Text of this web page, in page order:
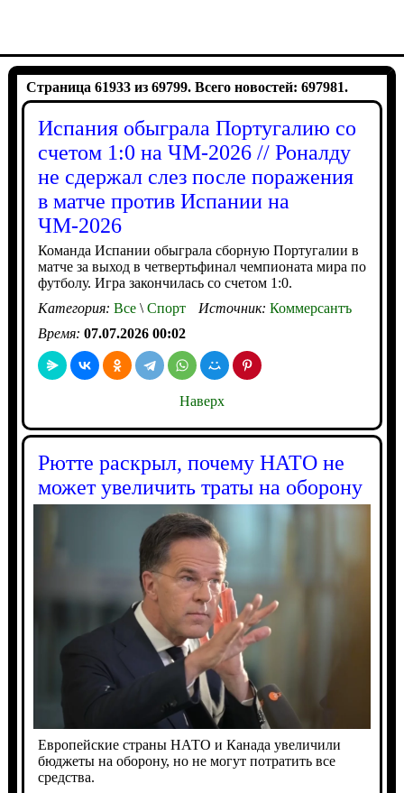
Страница 61933 из 69799. Всего новостей: 697981.
Испания обыграла Португалию со
счетом 1:0 на ЧМ-2026 // Роналду
не сдержал слез после поражения
в матче против Испании на
ЧМ-2026
Команда Испании обыграла сборную Португалии в
матче за выход в четвертьфинал чемпионата мира по
футболу. Игра закончилась со счетом 1:0.
Категория: Все\Спорт Источник: Коммерсантъ
Время: 07.07.2026 00:02
Наверх
Рютте раскрыл, почему НАТО не
может увеличить траты на оборону
Европейские страны НАТО и Канада увеличили
бюджеты на оборону, но не могут потратить все
средства.